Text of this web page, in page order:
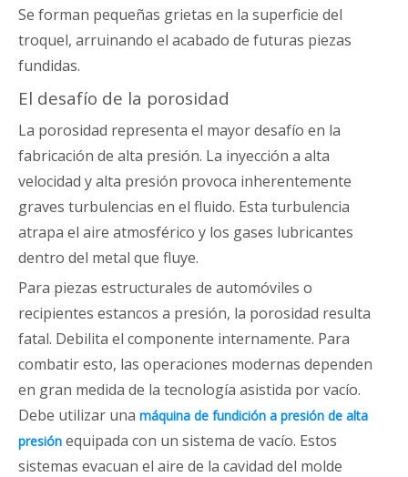
Se forman pequeñas grietas en la superficie del
troquel, arruinando el acabado de futuras piezas
fundidas.
El desafío de la porosidad
La porosidad representa el mayor desafío en la
fabricación de alta presión. La inyección a alta
velocidad y alta presión provoca inherentemente
graves turbulencias en el fluido. Esta turbulencia
atrapa el aire atmosférico y los gases lubricantes
dentro del metal que fluye.
Para piezas estructurales de automóviles o
recipientes estancos a presión, la porosidad resulta
fatal. Debilita el componente internamente. Para
combatir esto, las operaciones modernas dependen
en gran medida de la tecnología asistida por vacío.
Debe utilizar una máquina de fundición a presión de alta
presión equipada con un sistema de vacío. Estos
sistemas evacuan el aire de la cavidad del molde